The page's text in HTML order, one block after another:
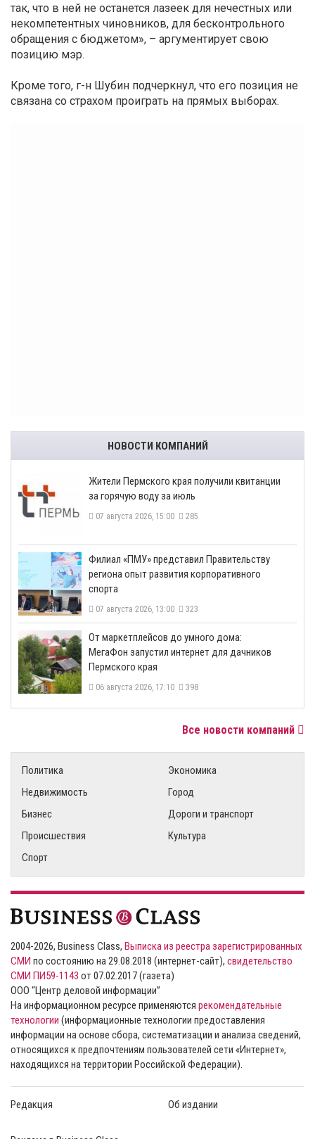
так, что в ней не останется лазеек для нечестных или
некомпетентных чиновников, для бесконтрольного
обращения с бюджетом», – аргументирует свою
позицию мэр.
Кроме того, г-н Шубин подчеркнул, что его позиция не
связана со страхом проиграть на прямых выборах.
НОВОСТИ КОМПАНИЙ
​Жители Пермского края получили квитанции
за горячую воду за июль
07 августа 2026, 15:00 285
​Филиал «ПМУ» представил Правительству
региона опыт развития корпоративного
спорта
07 августа 2026, 13:00 323
От маркетплейсов до умного дома:
МегаФон запустил интернет для дачников
Пермского края
06 августа 2026, 17:10 398
Все новости компаний
Политика
Экономика
Недвижимость
Город
Бизнес
Дороги и транспорт
Происшествия
Культура
Спорт
2004-2026, Business Class, Выписка из реестра зарегистрированных
СМИ по состоянию на 29.08.2018 (интернет-сайт), свидетельство
СМИ ПИ59-1143 от 07.02.2017 (газета)
ООО “Центр деловой информации”
На информационном ресурсе применяются рекомендательные
технологии (информационные технологии предоставления
информации на основе сбора, систематизации и анализа сведений,
относящихся к предпочтениям пользователей сети «Интернет»,
находящихся на территории Российской Федерации).
Редакция Об издании